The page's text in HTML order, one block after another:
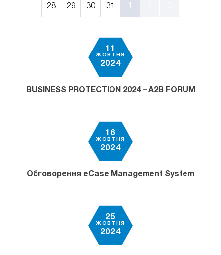
28 29 30 31 1
11
ЖОВТНЯ
2024
BUSINESS PROTECTION 2024 – A2B FORUM
16
ЖОВТНЯ
2024
Обговорення eCase Management System
25
ЖОВТНЯ
2024